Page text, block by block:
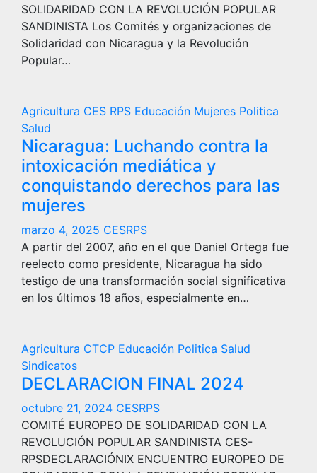
SOLIDARIDAD CON LA REVOLUCIÓN POPULAR
SANDINISTA Los Comités y organizaciones de
Solidaridad con Nicaragua y la Revolución
Popular…
Agricultura CES RPS Educación Mujeres Politica
Salud
Nicaragua: Luchando contra la
intoxicación mediática y
conquistando derechos para las
mujeres
marzo 4, 2025 CESRPS
A partir del 2007, año en el que Daniel Ortega fue
reelecto como presidente, Nicaragua ha sido
testigo de una transformación social significativa
en los últimos 18 años, especialmente en…
Agricultura CTCP Educación Politica Salud
Sindicatos
DECLARACION FINAL 2024
octubre 21, 2024 CESRPS
COMITÉ EUROPEO DE SOLIDARIDAD CON LA
REVOLUCIÓN POPULAR SANDINISTA CES-
RPSDECLARACIÓNIX ENCUENTRO EUROPEO DE